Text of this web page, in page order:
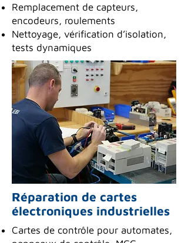
Remplacement de capteurs,
encodeurs, roulements
Nettoyage, vérification d’isolation,
tests dynamiques
Réparation de cartes
électroniques industrielles
Cartes de contrôle pour automates,